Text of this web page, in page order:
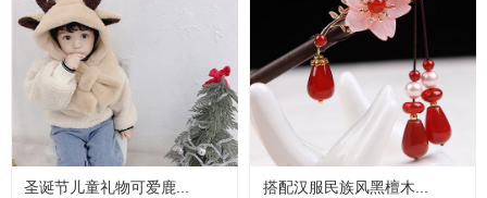
圣诞节儿童礼物可爱鹿... 搭配汉服民族风黑檀木...